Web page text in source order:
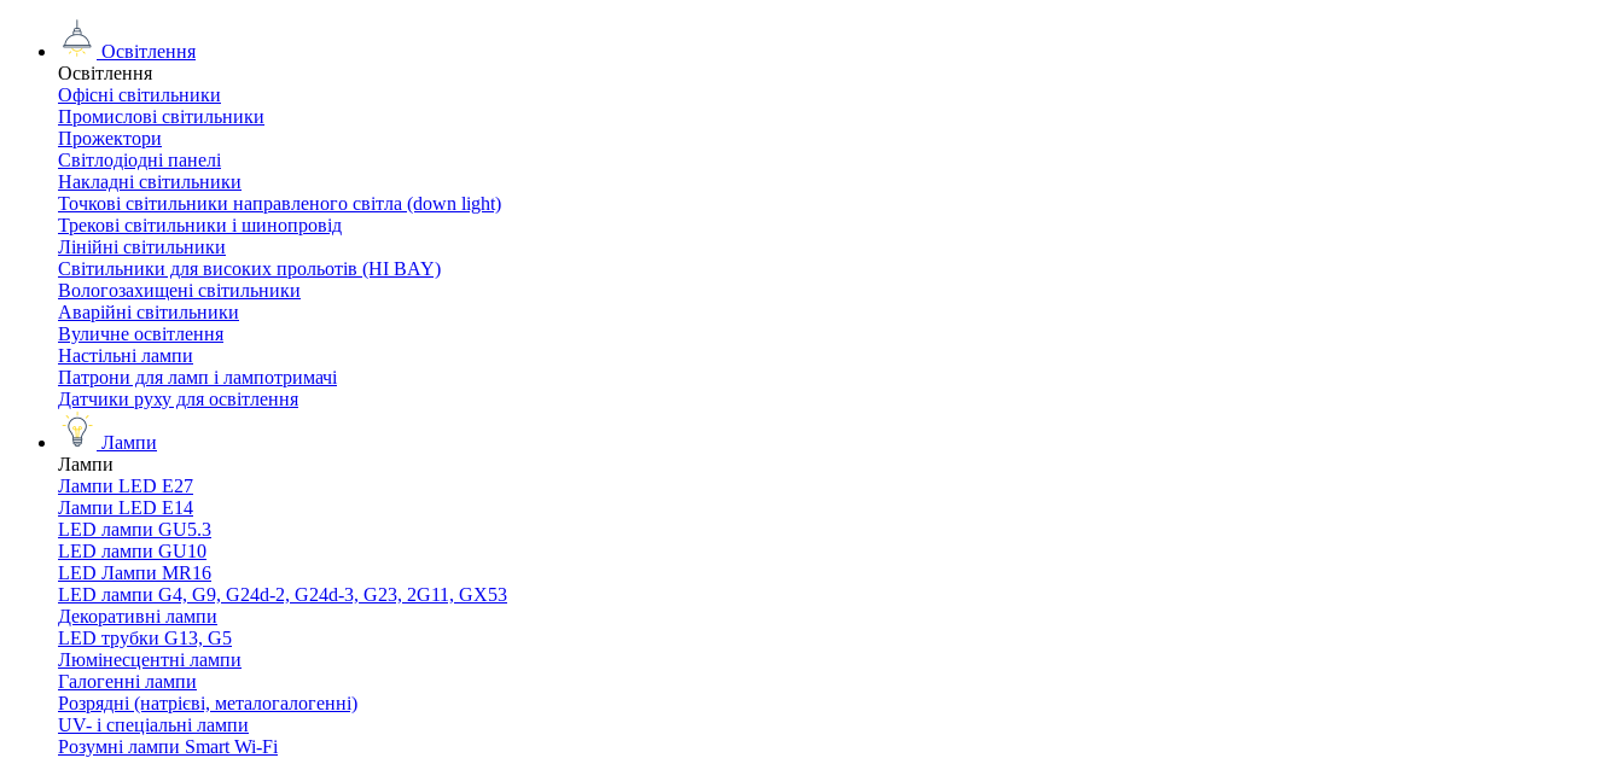
Освітлення
Освітлення
Офісні світильники
Промислові світильники
Прожектори
Світлодіодні панелі
Накладні світильники
Точкові світильники направленого світла (down light)
Трекові світильники і шинопровід
Лінійні світильники
Світильники для високих прольотів (HI BAY)
Вологозахищені світильники
Аварійні світильники
Вуличне освітлення
Настільні лампи
Патрони для ламп і лампотримачі
Датчики руху для освітлення
Лампи
Лампи
Лампи LED E27
Лампи LED Е14
LED лампи GU5.3
LED лампи GU10
LED Лампи MR16
LED лампи G4, G9, G24d-2, G24d-3, G23, 2G11, GX53
Декоративні лампи
LED трубки G13, G5
Люмінесцентні лампи
Галогенні лампи
Розрядні (натрієві, металогалогенні)
UV- і спеціальні лампи
Розумні лампи Smart Wi-Fi